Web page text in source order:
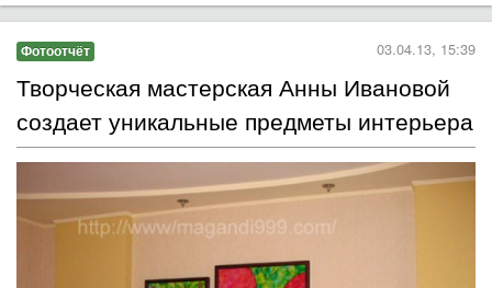
Фотоотчёт 03.04.13, 15:39
Творческая мастерская Анны Ивановой
создает уникальные предметы интерьера